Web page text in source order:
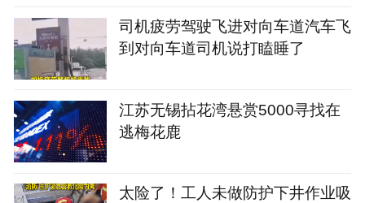
司机疲劳驾驶飞进对向车道汽车飞
到对向车道司机说打瞌睡了
江苏无锡拈花湾悬赏5000寻找在
逃梅花鹿
太险了！工人未做防护下井作业吸